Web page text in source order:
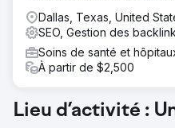
Dallas, Texas, United
SEO, Gestion des
Soins de santé et
À partir de $2,500
Lieu d’activité :